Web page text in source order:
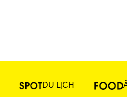
DU LỊCH